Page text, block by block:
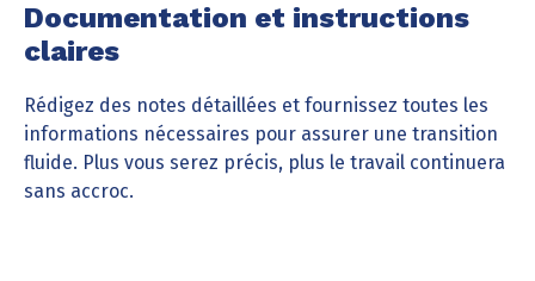
Documentation et instructions
claires
Rédigez des notes détaillées et fournissez toutes les
informations nécessaires pour assurer une transition
fluide. Plus vous serez précis, plus le travail continuera
sans accroc.